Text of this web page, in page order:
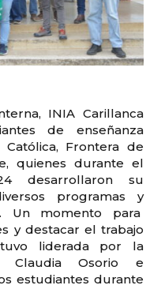
INIA Carillanca
de enseñanza
Frontera de
quienes durante el
desarrollaron su
programas y
Un momento para
y destacar el trabajo
liderada por la
Claudia Osorio e
estudiantes durante